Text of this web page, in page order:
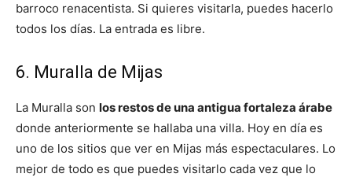
barroco renacentista. Si quieres visitarla, puedes hacerlo
todos los días. La entrada es libre.
6. Muralla de Mijas
La Muralla son los restos de una antigua fortaleza árabe
donde anteriormente se hallaba una villa. Hoy en día es
uno de los sitios que ver en Mijas más espectaculares. Lo
mejor de todo es que puedes visitarlo cada vez que lo